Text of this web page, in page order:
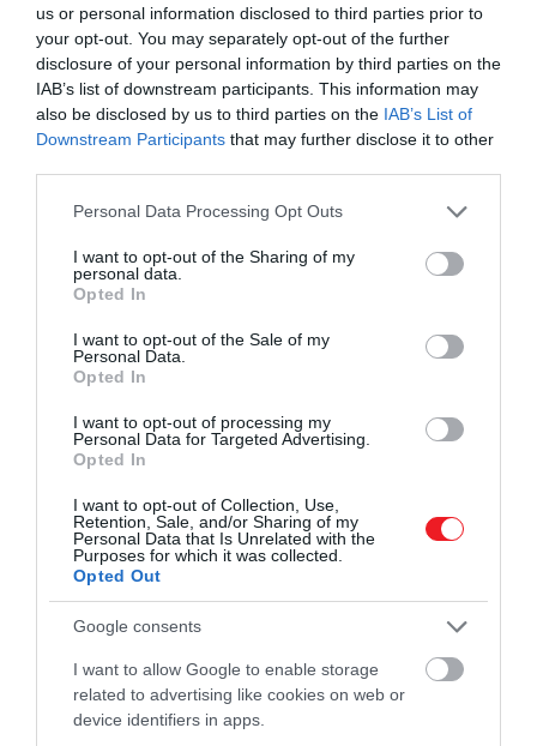
us or personal information disclosed to third parties prior to
your opt-out. You may separately opt-out of the further
disclosure of your personal information by third parties on the
IAB’s list of downstream participants. This information may
also be disclosed by us to third parties on the IAB’s List of
Downstream Participants that may further disclose it to other
Please note that this website/app uses one or more Google
not limited to your visit or usage behaviour. You may click to
grant or deny consent to Google and its third-party tags to
use your data for below specified purposes in below Google
consent section.
Personal Data Processing Opt Outs
I want to opt-out of the Sharing of my
personal data.
Opted In
I want to opt-out of the Sale of my
Personal Data.
Opted In
I want to opt-out of processing my
Personal Data for Targeted Advertising.
Opted In
I want to opt-out of Collection, Use,
Retention, Sale, and/or Sharing of my
Personal Data that Is Unrelated with the
Purposes for which it was collected.
Opted Out
Google consents
I want to allow Google to enable storage
related to advertising like cookies on web or
device identifiers in apps.
táplálékot előállítani, miközben…